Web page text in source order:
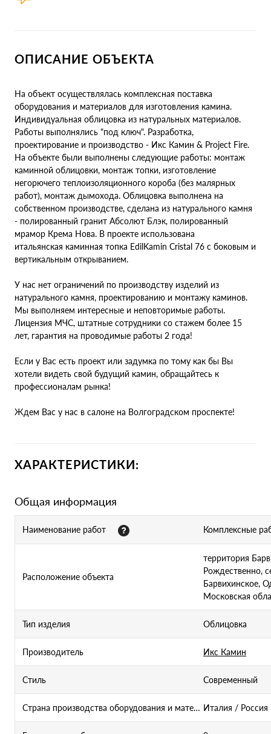
ОПИСАНИЕ ОБЪЕКТА
На объект осуществлялась комплексная поставка
оборудования и материалов для изготовления камина.
Индивидуальная облицовка из натуральных материалов.
Работы выполнялись "под ключ". Разработка,
проектирование и производство - Икс Камин & Project Fire.
На объекте были выполнены следующие работы: монтаж
каминной облицовки, монтаж топки, изготовление
негорючего теплоизоляционного короба (без малярных
работ), монтаж дымохода. Облицовка выполнена на
собственном производстве, сделана из натурального камня
- полированный гранит Абсолют Блэк, полированный
мрамор Крема Нова. В проекте использована
итальянская каминная топка EdilKamin Cristal 76 с боковым и
вертикальным открыванием.
У нас нет ограничений по производству изделий из
натурального камня, проектированию и монтажу каминов.
Мы выполняем интересные и неповторимые работы.
Лицензия МЧС, штатные сотрудники со стажем более 15
лет, гарантия на проводимые работы 2 года!
Если у Вас есть проект или задумка по тому как бы Вы
хотели видеть свой будущий камин, обращайтесь к
профессионалам рынка!
Ждем Вас у нас в салоне на Волгоградском проспекте!
ХАРАКТЕРИСТИКИ:
Общая информация
Наименование работ Комплексные
Расположение объекта
территория
Рождественно,
Барвихинское,
Московская
Тип изделия Облицовка
Производитель Икс Камин
Стиль Современный
Страна производства оборудования и материалов Италия / Россия